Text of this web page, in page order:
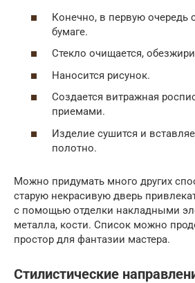
Конечно, в первую очередь
бумаге.
Стекло очищается,
Наносится рисунок.
Создается витражная
приемами.
Изделие сушится и
полотно.
Можно придумать много других
старую некрасивую дверь
с помощью отделки накладными
металла, кости. Список можно
простор для фантазии мастера.
Стилистические